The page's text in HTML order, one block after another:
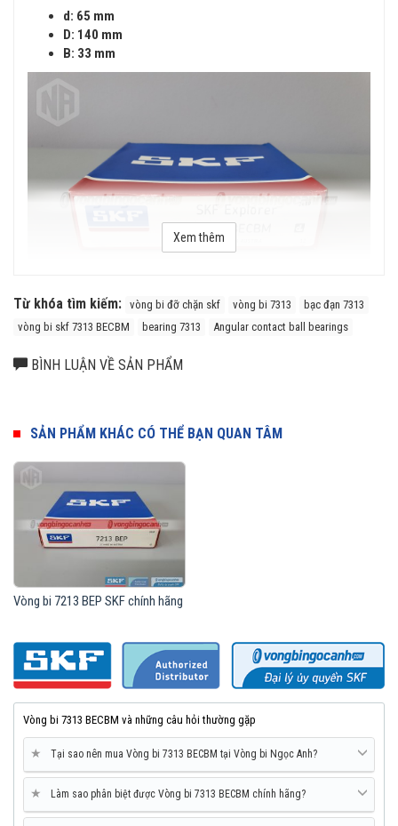
d: 65 mm
D: 140 mm
B: 33 mm
Vòng bi đỡ chặn SKF 7313 BECBM chính hãng
Vòng bi SKF 7313 BECBM chính hãng, phân phối bởi Vòng bi Ngọc
Anh - Đại lý uỷ quyền SKF.
Xem thêm
Từ khóa tìm kiếm: vòng bi đỡ chặn skf vòng bi 7313
bạc đạn 7313
vòng bi skf 7313 BECBM
bearing 7313 Angular contact ball bearings
BÌNH LUẬN VỀ SẢN PHẨM
SẢN PHẨM KHÁC CÓ THỂ BẠN QUAN TÂM
Vòng bi 7213 BEP SKF chính hãng
Vòng bi 7313 BECBM và những câu hỏi thường gặp
★ Tại sao nên mua Vòng bi 7313 BECBM tại Vòng bi Ngọc Anh?
★ Làm sao phân biệt được Vòng bi 7313 BECBM chính hãng?